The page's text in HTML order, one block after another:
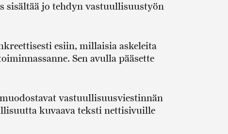
sisältää jo tehdyn vastuullisuustyön
esiin, millaisia askeleita
Sen avulla pääsette
vastuullisuusviestinnän
kuvaava teksti nettisivuille